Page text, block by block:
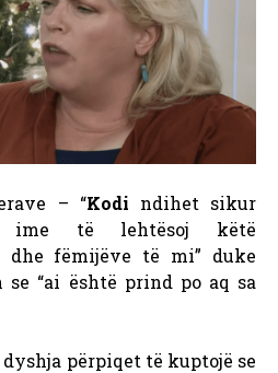
– “Kodi ndihet sikur
ime të lehtësoj këtë
dhe fëmijëve të mi” duke
“ai është prind po aq sa
përpiqet të kuptojë se